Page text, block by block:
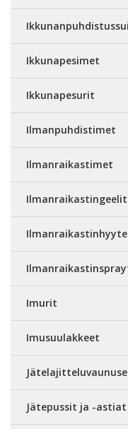
Ikkunapesimet
Ikkunapesurit
Ilmanpuhdistimet
Ilmanraikastimet
Ilmanraikastingeelit
Imurit
Imusuulakkeet
Jätepussit ja -astiat